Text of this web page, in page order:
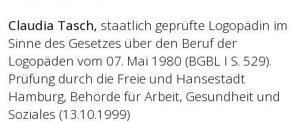
Claudia Tasch, staatlich geprüfte Logopädin im
Sinne des Gesetzes über den Beruf der
Logopäden vom 07. Mai 1980 (BGBL I S. 529).
Prüfung durch die Freie und Hansestadt
Hamburg, Behörde für Arbeit, Gesundheit und
Soziales (13.10.1999)